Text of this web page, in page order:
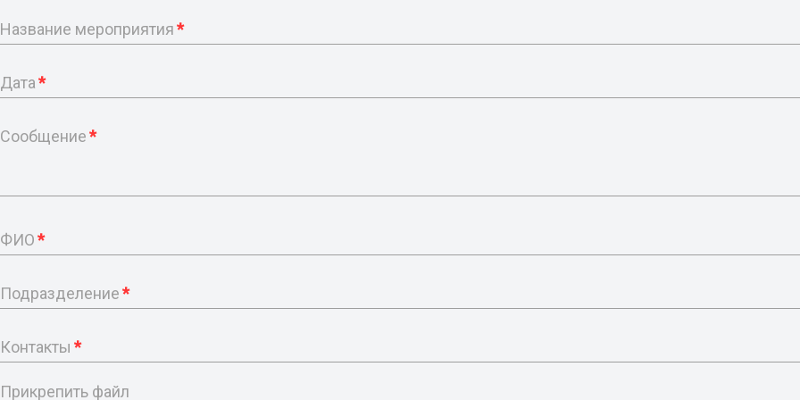
Название мероприятия*
Дата*
Сообщение*
ФИО*
Подразделение*
Контакты *
Прикрепить файл